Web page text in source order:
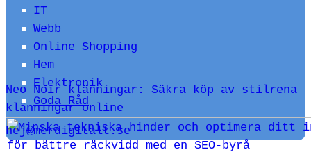
Neo Noir klänningar: Säkra köp av stilrena
klänningar online
IT
Webb
Online Shopping
Hem
Elektronik
Goda Råd
hej@merdigitalt.se